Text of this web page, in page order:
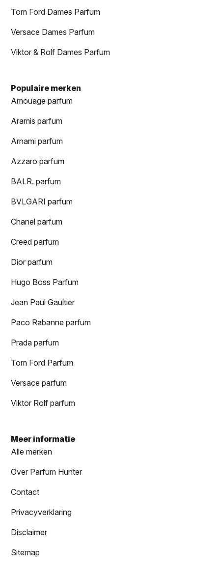
Tom Ford Dames Parfum
Versace Dames Parfum
Viktor & Rolf Dames Parfum
Populaire merken
Amouage parfum
Aramis parfum
Arnami parfum
Azzaro parfum
BALR. parfum
BVLGARI parfum
Chanel parfum
Creed parfum
Dior parfum
Hugo Boss Parfum
Jean Paul Gaultier
Paco Rabanne parfum
Prada parfum
Tom Ford Parfum
Versace parfum
Viktor Rolf parfum
Meer informatie
Alle merken
Over Parfum Hunter
Contact
Privacyverklaring
Disclaimer
Sitemap